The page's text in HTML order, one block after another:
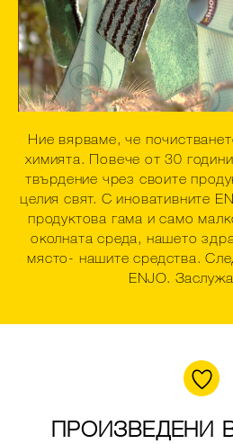
Ние вярваме, че
химията. Повече от 30
твърдение чрез своите
целия свят. С иновативните
продуктова гама и само
околната среда, нашето
място- нашите средства.
ENJO.
ПРОИЗВЕДЕНИ